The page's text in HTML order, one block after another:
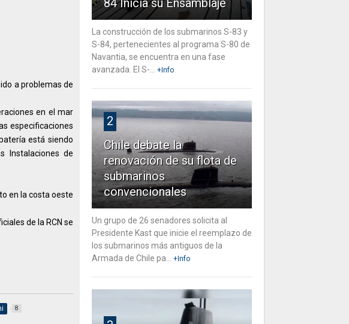
a problemas de
en el mar
especificaciones
está siendo
Instalaciones de
en la costa oeste
de la RCN se
8
84 Inicia su Ensamblaje
La construcción de los submarinos S-83 y
S-84, pertenecientes al programa S-80 de
Navantia, se encuentra en una fase
avanzada. El S-...
+Info
2
Chile debate la
renovación de su flota de
submarinos
convencionales
Un grupo de 26 senadores solicita al
Presidente Kast que inicie el reemplazo de
los submarinos más antiguos de la
Armada de Chile pa...
+Info